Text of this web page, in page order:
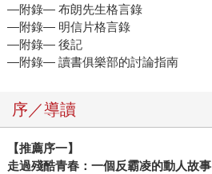
―附錄― 布朗先生格言錄
―附錄― 明信片格言錄
―附錄― 後記
―附錄― 讀書俱樂部的討論指南
序／導讀
【推薦序一】
走過殘酷青春：一個反霸凌的動人故事